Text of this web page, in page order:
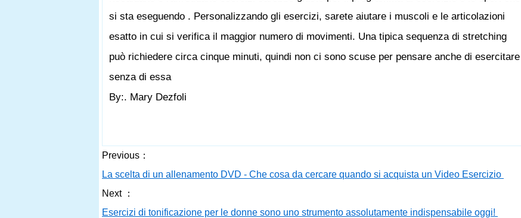
si sta eseguendo . Personalizzando gli esercizi, sarete aiutare i muscoli e le articolazioni
esatto in cui si verifica il maggior numero di movimenti. Una tipica sequenza di stretching
può richiedere circa cinque minuti, quindi non ci sono scuse per pensare anche di esercitare
senza di essa
By:. Mary Dezfoli
Previous：
La scelta di un allenamento DVD - Che cosa da cercare quando si acquista un Video Esercizio
Next ：
Esercizi di tonificazione per le donne sono uno strumento assolutamente indispensabile oggi!